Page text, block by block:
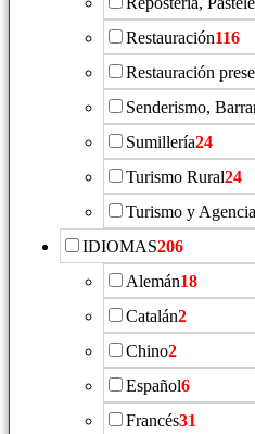
Restauración116
Restauración
Senderismo,
Sumillería24
Turismo Rural24
Turismo y
IDIOMAS206
Alemán18
Catalán2
Chino2
Español6
Francés31